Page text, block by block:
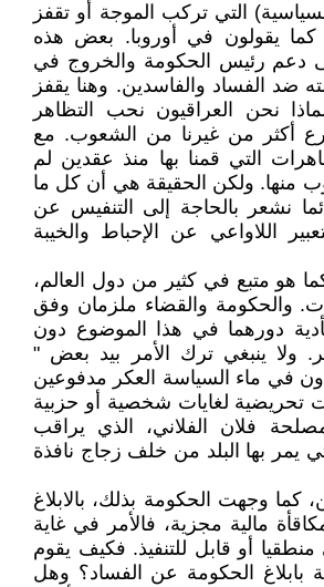
التي تركب الموجة أو تقفز
كما يقولون في أوروبا. بعض هذه
دعم رئيس الحكومة والخروج في
ضد الفساد والفاسدين. وهنا يقفز
نحن العراقيون نحب التظاهر
أكثر من غيرنا من الشعوب. مع
التي قمنا بها منذ عقدين لم
منها. ولكن الحقيقة هي أن كل ما
نشعر بالحاجة إلى التنفيس عن
اللاواعي عن الإحباط والخيبة
هو متبع في كثير من دول العالم،
والحكومة والقضاء ملزمان وفق
دورهما في هذا الموضوع دون
ينبغي ترك الأمر بيد بعض "
في ماء السياسة العكر مدفوعين
تحريضية لغايات شخصية أو حزبية
فلان الفلاني، الذي يراقب
يمر بها البلد من خلف زجاج نافذة
كما وجهت الحكومة بذلك، بالابلاغ
مالية مجزية، فالأمر في غاية
منطقيا أو قابل للتنفيذ. فكيف يقوم
بابلاغ الحكومة عن الفساد؟ وهل